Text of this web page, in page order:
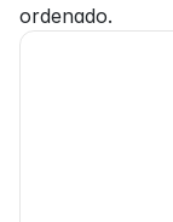
ordenado.